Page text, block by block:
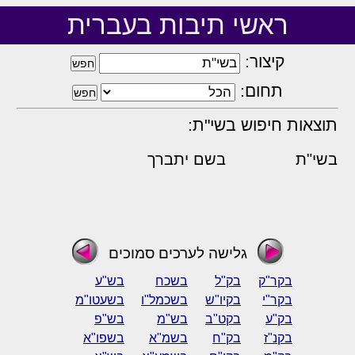
ראשי תיבות בעברית
קיצור:
תחום:
תוצאות חיפוש בשי"ת:
בשי"ת בשם יתברך
גלישה לערכים סמוכים
בקר"ק בק"ל בשכח
בש"ע
בקר"י
בקיו"ש בשכמל"ו
בשעטו"מ
בק"ע
בקט"ב בש"מ
בש"פ
בקנ"ז
בק"ח בשמ"א
בשפו"א